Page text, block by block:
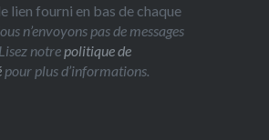
lien fourni en bas de chaque
n’envoyons pas de messages
notrepolitique de
pour plus d’informations.